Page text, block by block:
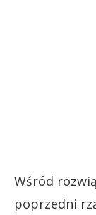
Wśród
poprzedni